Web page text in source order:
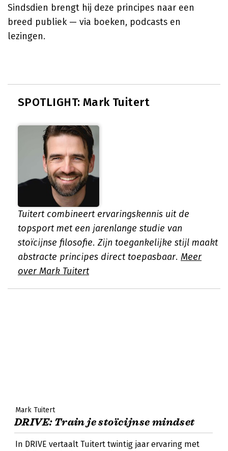
Sindsdien brengt hij deze principes naar een
breed publiek — via boeken, podcasts en
lezingen.
SPOTLIGHT: Mark Tuitert
Tuitert combineert ervaringskennis uit de
topsport met een jarenlange studie van
stoïcijnse filosofie. Zijn toegankelijke stijl maakt
abstracte principes direct toepasbaar. Meer
over Mark Tuitert
Mark Tuitert
DRIVE: Train je stoïcijnse mindset
In DRIVE vertaalt Tuitert twintig jaar ervaring met